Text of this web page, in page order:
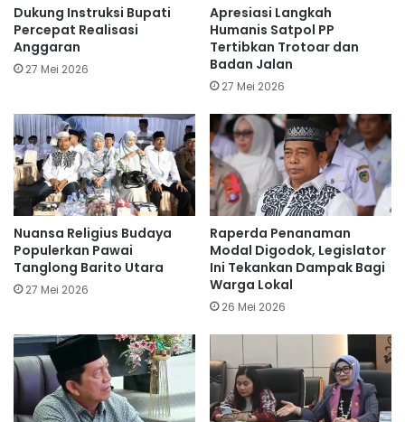
Dukung Instruksi Bupati
Percepat Realisasi
Anggaran
27 Mei 2026
Apresiasi Langkah
Humanis Satpol PP
Tertibkan Trotoar dan
Badan Jalan
27 Mei 2026
Nuansa Religius Budaya
Populerkan Pawai
Tanglong Barito Utara
27 Mei 2026
Raperda Penanaman
Modal Digodok, Legislator
Ini Tekankan Dampak Bagi
Warga Lokal
26 Mei 2026